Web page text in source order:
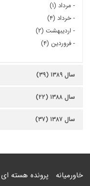
- مرداد (۱)
-خرداد (۴)
- اردیبهشت (۲)
-فروردین (۴)
سال ۱۳۸۹ (۳۹)
سال ۱۳۸۸ (۲۲)
سال ۱۳۸۷ (۳۷)
خاورمیانه پرونده هسته ای